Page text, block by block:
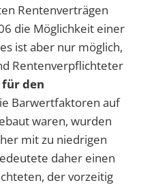
Rentenverträgen
die Möglichkeit einer
ist aber nur möglich,
Rentenverpflichteter
den
Barwertfaktoren auf
waren, wurden
mit zu niedrigen
daher einen
der vorzeitig